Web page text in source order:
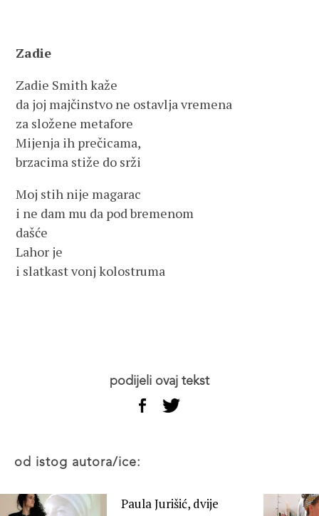
Zadie
Zadie Smith kaže
da joj majčinstvo ne ostavlja vremena
za složene metafore
Mijenja ih prečicama,
brzacima stiže do srži
Moj stih nije magarac
i ne dam mu da pod bremenom
dašće
Lahor je
i slatkast vonj kolostruma
podijeli ovaj tekst
od istog autora/ice:
Paula Jurišić, dvije